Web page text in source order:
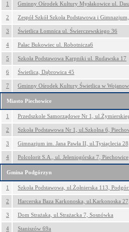
1 Gminny Ośrodek Kultury Mysłakowice ul.
2 Zespół Szkół Szkoła Podstawowa i
3 Świetlica Łomnica ul. Świerczewskiego 36
4 Pałac Bukowiec ul. Robotnicza6
5 Szkoła Podstawowa Karpniki ul. Rudawska 17
6 Świetlica, Dąbrowica 45
7 Gminny Ośrodek Kultury Świetlica w
Miasto Piechowice
1 Przedszkole Samorządowe Nr 1,
2 Szkoła Podstawowa Nr 1, ul.Szkolna 6,
3 Gimnazjum im. Jana Pawła II, ul.Tysiąclecia
4 Polcolorit S.A., ul. Jeleniogórska 7, Piechowice
Gmina Podgórzyn
1 Szkoła Podstawowa, ul.Żołnierska 113,
2 Harcerska Baza Karkonoska, ul.Karkonoska
3 Dom Strażaka, ul.Strażacka 7, Sosnówka
4 Staniszów 69a